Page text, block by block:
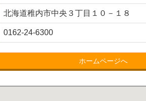
北海道稚内市中央３丁目１０－１８
0162-24-6300
ホームページへ